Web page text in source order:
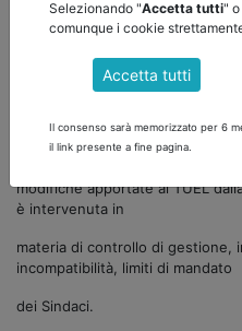
MINISTERO
APPORTATE AL TUEL
Il Ministero dell'Interno ha
2022, con cui illustra le
modifiche apportate al TUEL
è intervenuta in
materia di controllo di gestione,
incompatibilità, limiti di mandato
dei Sindaci.
Selezionando "Accetta tutti" o
comunque i cookie
Accetta tutti
Il consenso sarà memorizzato per 6
il link presente a fine pagina.